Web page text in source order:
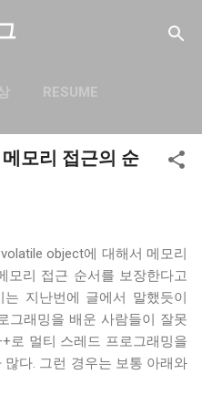
건너뛰기
RESUME
모리 접근의 순
object에 대해서 메모리
모리 접근 순서를 보장한다고
지난번에 글에서 말했듯이
그래밍을 배운 사람들이 잘못
로 멀티 스레드 프로그래밍을
다. 그런 경우는 보통 아래와